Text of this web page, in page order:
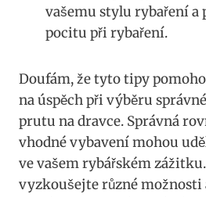
vašemu stylu rybaření a
pocitu⁢ při rybaření.
Doufám, že tyto tipy
na úspěch při výběru
prutu⁣ na dravce. Správná
vhodné vybavení mohou
ve vašem rybářském
vyzkoušejte různé‍ možnosti⁣